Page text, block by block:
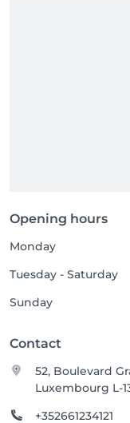
Opening hours
Monday
Tuesday - Saturday
Sunday
Contact
52, Boulevard
Luxembourg L-
+352661234121